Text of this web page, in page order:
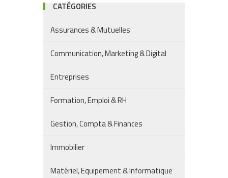
CATÉGORIES
Assurances & Mutuelles
Communication, Marketing & Digital
Entreprises
Formation, Emploi & RH
Gestion, Compta & Finances
Immobilier
Matériel, Equipement & Informatique